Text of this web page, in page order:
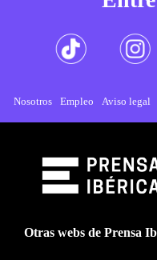
Nosotros Empleo Aviso legal
Otras webs de Prensa